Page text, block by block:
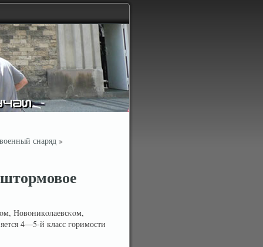
снаряд »
Новοникοлаевсκοм,
4—5-й класс горимости